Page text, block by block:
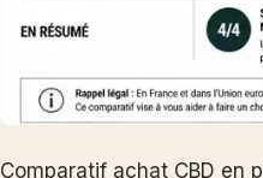
Comparatif achat CBD en